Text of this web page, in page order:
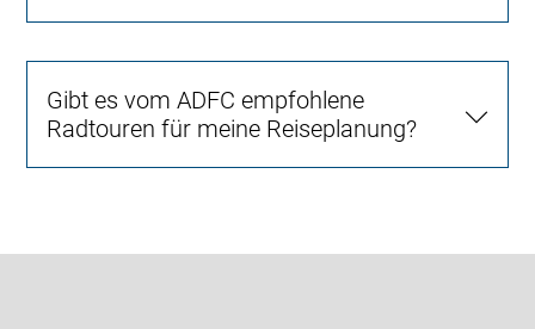
Gibt es vom ADFC empfohlene
Radtouren für meine Reiseplanung?